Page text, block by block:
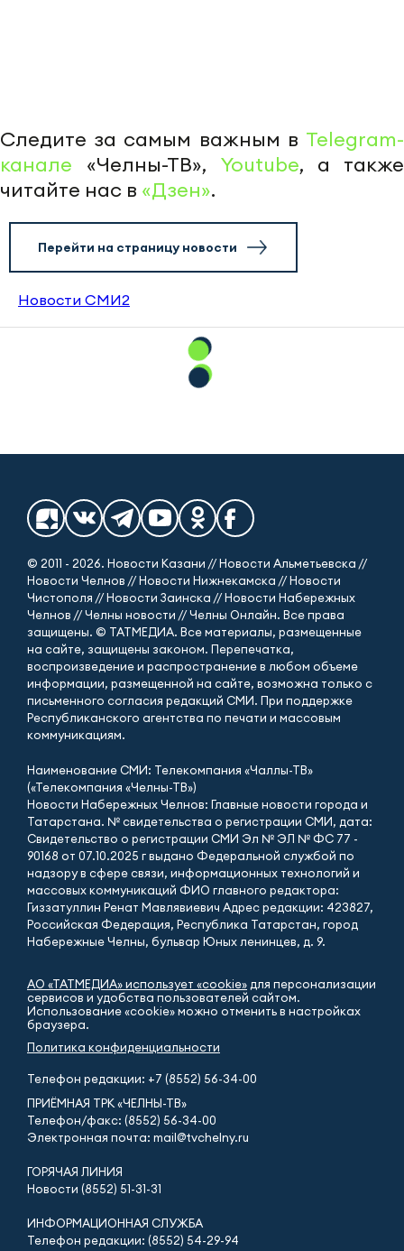
Следите за самым важным в Telegram-
канале «Челны-ТВ», Youtube, а также
читайте нас в «Дзен».
Перейти на страницу новости
Новости СМИ2
© 2011 - 2026. Новости Казани // Новости Альметьевска //
Новости Челнов // Новости Нижнекамска // Новости
Чистополя // Новости Заинска // Новости Набережных
Челнов // Челны новости // Челны Онлайн. Все права
защищены. © ТАТМЕДИА. Все материалы, размещенные
на сайте, защищены законом. Перепечатка,
воспроизведение и распространение в любом объеме
информации, размещенной на сайте, возможна только с
письменного согласия редакций СМИ. При поддержке
Республиканского агентства по печати и массовым
коммуникациям.
Наименование СМИ: Телекомпания «Чаллы-ТВ»
(«Телекомпания «Челны-ТВ»)
Новости Набережных Челнов: Главные новости города и
Татарстана. № свидетельства о регистрации СМИ, дата:
Свидетельство о регистрации СМИ Эл № ЭЛ № ФС 77 -
90168 от 07.10.2025 г выдано Федеральной службой по
надзору в сфере связи, информационных технологий и
массовых коммуникаций ФИО главного редактора:
Гиззатуллин Ренат Мавлявиевич Адрес редакции: 423827,
Российская Федерация, Республика Татарстан, город
Набережные Челны, бульвар Юных ленинцев, д. 9.
АО «ТАТМЕДИА» использует «cookie» для персонализации
сервисов и удобства пользователей сайтом.
Использование «cookie» можно отменить в настройках
браузера.
Политика конфиденциальности
Телефон редакции: +7 (8552) 56-34-00
ПРИЁМНАЯ ТРК «ЧЕЛНЫ-ТВ»
Телефон/факс: (8552) 56-34-00
Электронная почта: mail@tvchelny.ru
ГОРЯЧАЯ ЛИНИЯ
Новости (8552) 51-31-31
ИНФОРМАЦИОННАЯ СЛУЖБА
Телефон редакции: (8552) 54-29-94